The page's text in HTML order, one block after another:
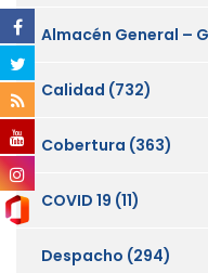
Almacén General –
Calidad (732)
Cobertura (363)
COVID 19 (11)
Despacho (294)